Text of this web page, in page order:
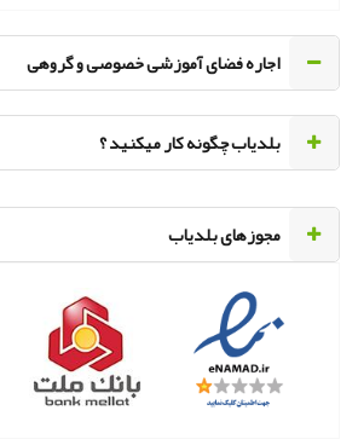
اجاره فضای آموزشی خصوصی و گروهی
‌بلدیاب چگونه کار میکنید ؟
مجوزهای بلدیاب